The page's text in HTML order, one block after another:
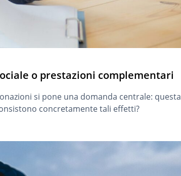
o prestazioni complementari
si pone una domanda centrale: questa
concretamente tali effetti?